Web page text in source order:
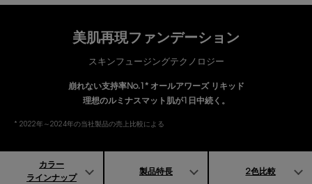
美肌再現ファンデーション
スキンフュージングテクノロジー
崩れない支持率No.1* オールアワーズ リキッド
理想のルミナスマット肌が1日中続く。
* 2022年～2024年の当社製品の売上比較による
カラー
ラインナップ
製品特長 2色比較